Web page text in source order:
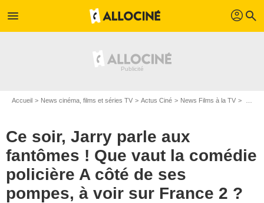
menu profil search
Accueil News cinéma, films et séries TV Actus Ciné News Films à la TV
Ce soir, Jarry parle aux
fantômes ! Que vaut la comédie
policière A côté de ses
pompes, à voir sur France 2 ?